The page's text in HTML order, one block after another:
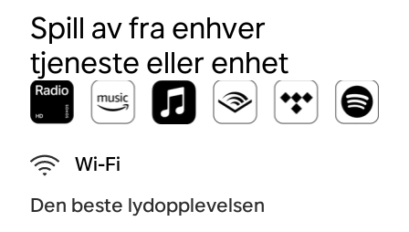
Spill av fra enhver
tjeneste eller enhet
Wi-Fi
Den beste lydopplevelsen